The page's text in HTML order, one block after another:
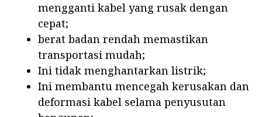
mengganti kabel yang rusak dengan
cepat;
berat badan rendah memastikan
transportasi mudah;
Ini tidak menghantarkan listrik;
Ini membantu mencegah kerusakan dan
deformasi kabel selama penyusutan